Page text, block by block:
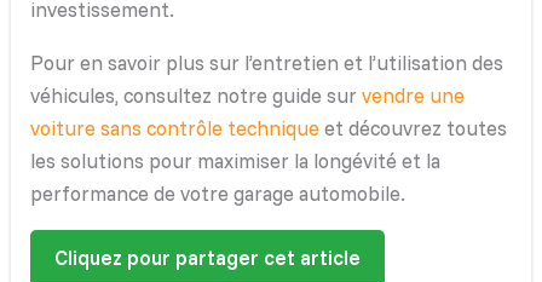
investissement.
Pour en savoir plus sur l’entretien et l’utilisation des
véhicules, consultez notre guide survendre une
voiture sans contrôle technique et découvrez toutes
les solutions pour maximiser la longévité et la
performance de votre garage automobile.
Cliquez pour partager cet article